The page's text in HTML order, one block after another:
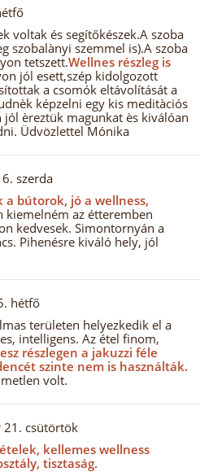
voltak és segítőkészek.A szoba
szobalànyi szemmel is).A szoba
tetszett.Wellnes részleg is
jól esett,szép kidolgozott
a csomók eltávolítását a
képzelni egy kis meditàciós
jól èreztük magunkat ès kiválóan
Üdvözlettel Mónika
szerda
a bútorok, jó a wellness,
kiemelném az étteremben
kedvesek. Simontornyán a
Pihenésre kiváló hely, jól
hétfő
területen helyezkedik el a
intelligens. Az étel finom,
részlegen a jakuzzi féle
szinte nem is használták.
volt.
csütörtök
kellemes wellness
tisztaság.